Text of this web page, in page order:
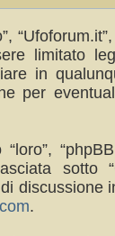
limitato
in
per
sotto “
.